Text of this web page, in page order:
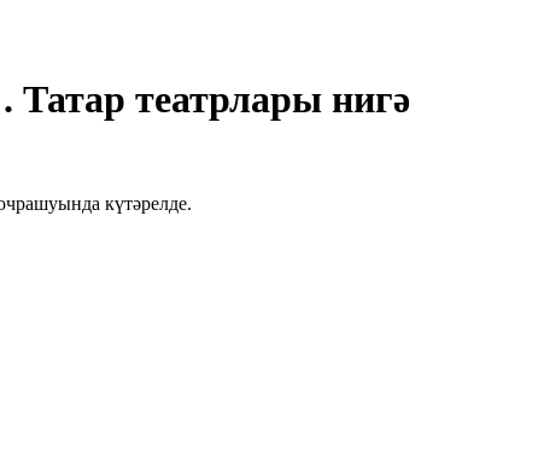
Татар театрлары нигә
күтәрелде.